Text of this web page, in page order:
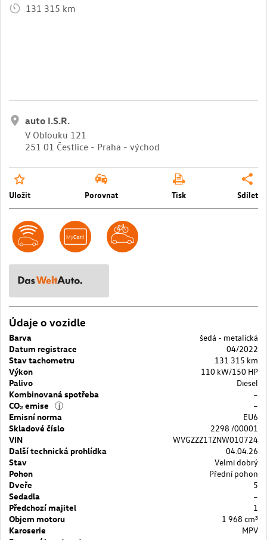
131 315 km
auto I.S.R.
V Oblouku 121
251 01 Čestlice - Praha - východ
Uložit Porovnat Tisk Sdílet
Údaje o vozidle
Barva
šedá - metalická
Datum registrace
04/2022
Stav tachometru
131 315 km
Výkon
110 kW/150 HP
Palivo
Diesel
Kombinovaná spotřeba
–
CO₂ emise
i
–
Emisní norma
EU6
Skladové číslo
2298 /00001
VIN
WVGZZZ1TZNW010724
Další technická prohlídka
04.04.26
Stav
Velmi dobrý
Pohon
Přední pohon
Dveře
5
Sedadla
–
Předchozí majitel
1
Objem motoru
1 968 cm³
Karoserie
MPV